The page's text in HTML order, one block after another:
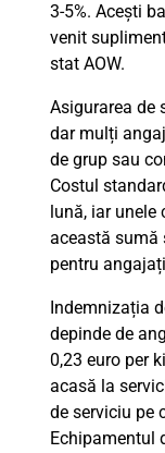
3-5%. Acești
venit
stat AOW.
Asigurarea de
dar mulți
de grup sau
Costul
lună, iar unele
această sumă
pentru
Indemnizația
depinde de
0,23 euro per
acasă la
de serviciu pe
Echipamentul